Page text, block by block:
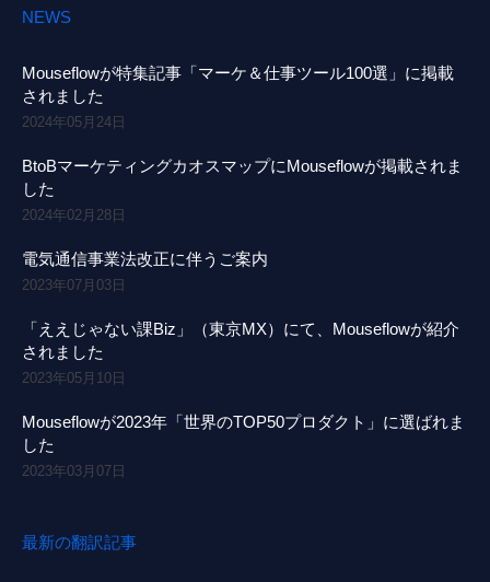
NEWS
Mouseflowが特集記事「マーケ＆仕事ツール100選」に掲載
されました
2024年05月24日
BtoBマーケティングカオスマップにMouseflowが掲載されま
した
2024年02月28日
電気通信事業法改正に伴うご案内
2023年07月03日
「ええじゃない課Biz」（東京MX）にて、Mouseflowが紹介
されました
2023年05月10日
Mouseflowが2023年「世界のTOP50プロダクト」に選ばれま
した
2023年03月07日
最新の翻訳記事